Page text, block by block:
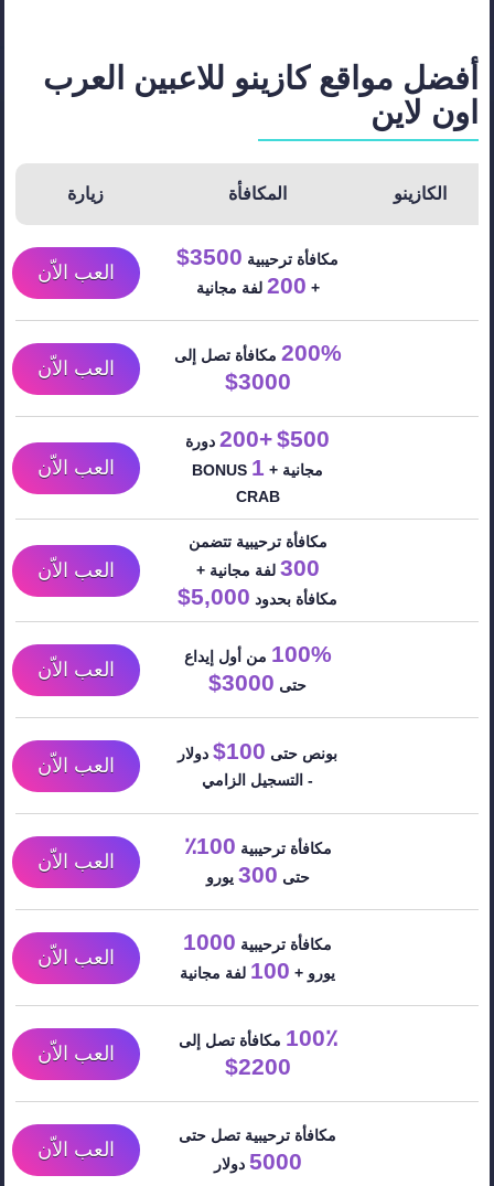
أفضل مواقع كازينو للاعبين العرب
اون لاين
الكازينو المكافأة زيارة
مكافأة ترحيبية 3500$
+
200لفة مجانية
العب الاّن
200%مكافأة تصل إلى
3000$ العب الاّن
$500
+200
دورة
مجانية + 1
BONUS
CRAB
العب الاّن
مكافأة ترحيبية تتضمن
300لفة مجانية +
مكافأة بحدود 5,000$
العب الاّن
100% من أول إيداع
حتى 3000$ العب الاّن
بونص حتى 100$
دولار
- التسجيل الزامي
العب الاّن
مكافأة ترحيبية 100٪
حتى 300يورو
العب الاّن
مكافأة ترحيبية 1000
يورو + 100 لفة مجانية
العب الاّن
100٪ مكافأة تصل إلى
2200$ العب الاّن
مكافأة ترحيبية تصل حتى
5000دولار
العب الاّن